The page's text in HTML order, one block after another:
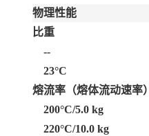
物理性能
比重
--
23°C
熔流率（熔体流动速率）
200°C/5.0 kg
220°C/10.0 kg